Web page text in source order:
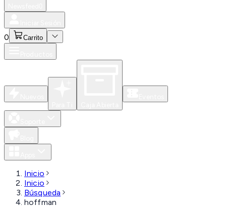
0 Carrito
Inicio
Inicio
Búsqueda
hoffman